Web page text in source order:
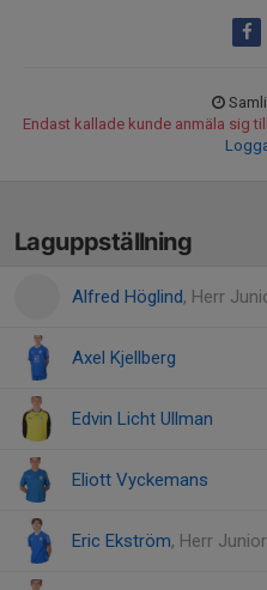
Endast kallade kunde anmäla sig
Laguppställning
Alfred Höglind, Herr
Axel Kjellberg
Edvin Licht Ullman
Eliott Vyckemans
Eric Ekström, Herr Junior